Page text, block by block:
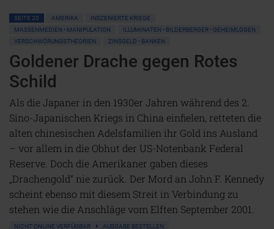
SEITE 20 AMERIKA
INSZENIERTE KRIEGE
MASSENMEDIEN • MANIPULATION
ILLUMINATEN • BILDERBERGER • GEHEIMLOGEN
VERSCHWÖRUNGSTHEORIEN
ZINSGELD • BANKEN
Goldener Drache gegen Rotes
Schild
Als die Japaner in den 1930er Jahren während des 2.
Sino-Japanischen Kriegs in China einfielen, retteten die
alten chinesischen Adelsfamilien ihr Gold ins Ausland
– vor allem in die Obhut der US-Notenbank Federal
Reserve. Doch die Amerikaner gaben dieses
„Drachengold“ nie zurück. Der Mord an John F. Kennedy
scheint ebenso mit diesem Streit in Verbindung zu
stehen wie die Anschläge vom Elften September 2001.
NICHT ONLINE VERFÜGBAR AUSGABE BESTELLEN